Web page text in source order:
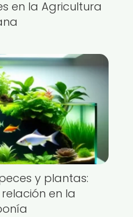
en la Agricultura
y plantas:
en la